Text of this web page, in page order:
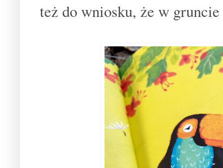
też do wniosku, że w